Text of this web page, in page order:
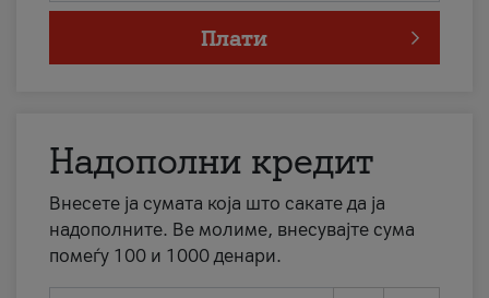
Плати
Надополни кредит
Внесете ја сумата која што сакате да ја
надополните. Ве молиме, внесувајте сума
помеѓу 100 и 1000 денари.